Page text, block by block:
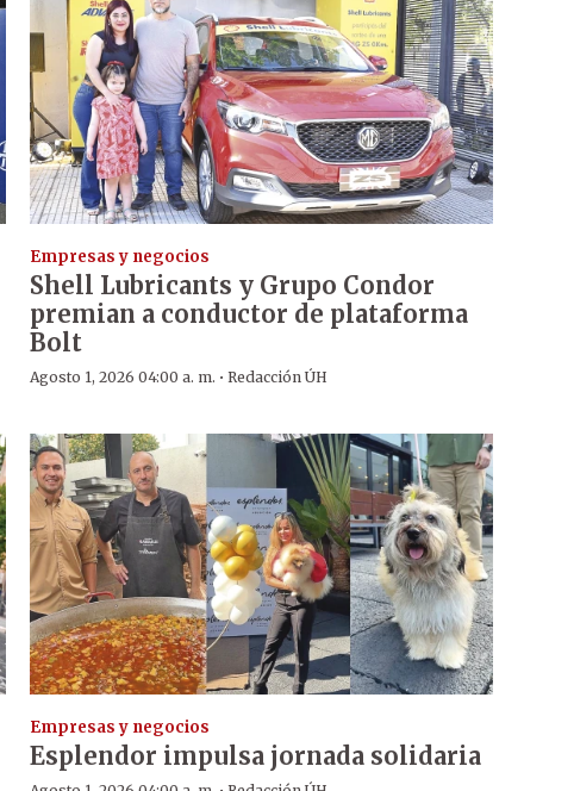
Empresas y negocios
Shell Lubricants y Grupo Condor
premian a conductor de plataforma
Bolt
Agosto 1, 2026 04:00 a. m. · Redacción ÚH
Empresas y negocios
Esplendor impulsa jornada solidaria